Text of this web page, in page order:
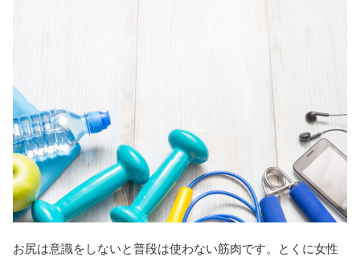
お尻は意識をしないと普段は使わない筋肉です。とくに女性